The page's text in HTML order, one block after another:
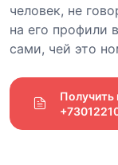
человек, не
на его профили
сами, чей это
Получить